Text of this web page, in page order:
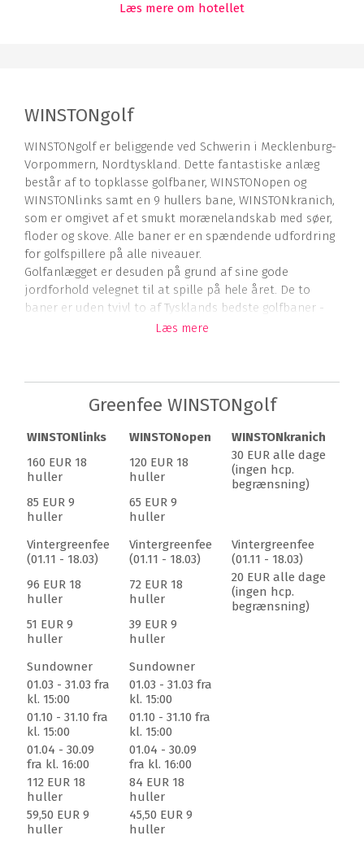
Læs mere om hotellet
WINSTONgolf
WINSTONgolf er beliggende ved Schwerin i Mecklenburg-
Vorpommern, Nordtyskland. Dette fantastiske anlæg
består af to topklasse golfbaner, WINSTONopen og
WINSTONlinks samt en 9 hullers bane, WINSTONkranich,
som er omgivet af et smukt morænelandskab med søer,
floder og skove. Alle baner er en spændende udfordring
for golfspillere på alle niveauer.
Golfanlægget er desuden på grund af sine gode
jordforhold velegnet til at spille på hele året. De to
baner er uden tvivl to af Tysklands bedste golfbaner -
og det er et must for enhver golfer at prøve at spille
km fra Puttgarden, 270 km fra grænsen og 135 km fra
Golfbaner
Denne 18 hullers mesterskabsbane er
en teknisk meget krævende golfbane med
internationale standarder. Individuelt designede, godt
placerede greens, med virkelig store
puttingudfordringer, der opfylder de højeste
standarder. Nogle baner er anlagt på absolut højeste
niveau med klassiske finesser.
WINSTONlinks
blev i 2015 udnævnt til Tysklands bedste
golfbane af 'Golf Magazin'! Golfbanen
design af de skotske klitter. Det typiske træk ved disse
barske og forblæste områder giver linksbanen tedens
med en enestående virkning: Op til ti meter høje klitter
stablet op på baggrund af Mecklenburgs skove, sparsom
vegetation med tornblade og lyng og dybe bunkers,
karakteriserer miljøet på denne unikke golfbane. En
udfordring af de sjældne - for selv de bedste
golfspillere.
WINSTONkranich - 9 hullers bane, som er en
udfordrende og afvekslende golfbane. Dens par 3 huller
Læs mere
Greenfee WINSTONgolf
WINSTONlinks WINSTONopen
WINSTONkranich
160 EUR 18
huller
120 EUR 18
huller
30 EUR alle dage
(ingen hcp.
begrænsning)
85 EUR 9
huller
65 EUR 9
huller
Vintergreenfee
(01.11 - 18.03)
Vintergreenfee
(01.11 - 18.03)
Vintergreenfee
(01.11 - 18.03)
96 EUR 18
huller
72 EUR 18
huller
20 EUR alle dage
(ingen hcp.
begrænsning)
51 EUR 9
huller
39 EUR 9
huller
Sundowner
Sundowner
01.03 - 31.03 fra
kl. 15:00
01.03 - 31.03 fra
kl. 15:00
01.10 - 31.10 fra
kl. 15:00
01.10 - 31.10 fra
kl. 15:00
01.04 - 30.09
fra kl. 16:00
01.04 - 30.09
fra kl. 16:00
112 EUR 18
huller
84 EUR 18
huller
59,50 EUR 9
huller
45,50 EUR 9
huller